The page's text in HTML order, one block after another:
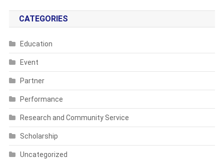
CATEGORIES
Education
Event
Partner
Performance
Research and Community Service
Scholarship
Uncategorized